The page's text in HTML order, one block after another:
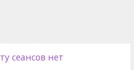
сеансов нет